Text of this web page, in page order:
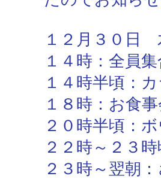
１２月３０日
１４時：全員
１４時半頃：
１８時：お食
２０時半頃：
２２時～２３
２３時～翌朝